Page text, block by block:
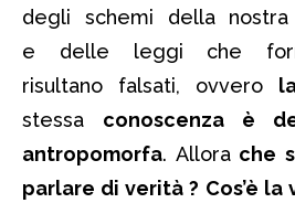
degli schemi della nostra
e delle leggi che
risultano falsati, ovvero
stessa conoscenza è
antropomorfa. Allorache
parlare di verità ? Cos’è